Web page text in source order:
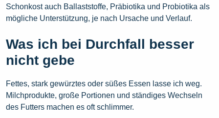
Schonkost auch Ballaststoffe, Präbiotika und Probiotika als
mögliche Unterstützung, je nach Ursache und Verlauf.
Was ich bei Durchfall besser
nicht gebe
Fettes, stark gewürztes oder süßes Essen lasse ich weg.
Milchprodukte, große Portionen und ständiges Wechseln
des Futters machen es oft schlimmer.